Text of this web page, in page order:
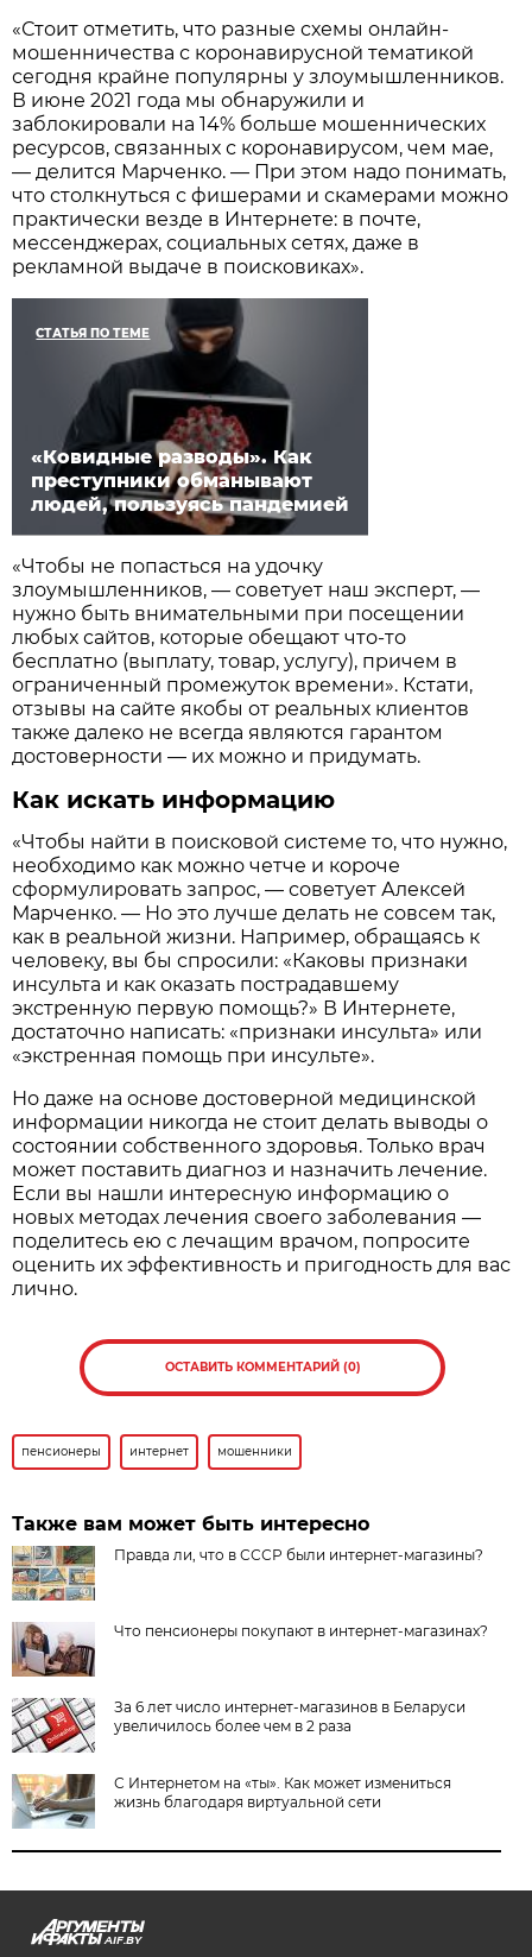
«Стоит отметить, что разные схемы онлайн-
мошенничества с коронавирусной тематикой
сегодня крайне популярны у злоумышленников.
В июне 2021 года мы обнаружили и
заблокировали на 14% больше мошеннических
ресурсов, связанных с коронавирусом, чем мае,
— делится Марченко. — При этом надо понимать,
что столкнуться с фишерами и скамерами можно
практически везде в Интернете: в почте,
мессенджерах, социальных сетях, даже в
рекламной выдаче в поисковиках».
СТАТЬЯ ПО ТЕМЕ
«Ковидные разводы». Как
преступники обманывают
людей, пользуясь пандемией
«Чтобы не попасться на удочку
злоумышленников, — советует наш эксперт, —
нужно быть внимательными при посещении
любых сайтов, которые обещают что-то
бесплатно (выплату, товар, услугу), причем в
ограниченный промежуток времени». Кстати,
отзывы на сайте якобы от реальных клиентов
также далеко не всегда являются гарантом
достоверности — их можно и придумать.
Как искать информацию
«Чтобы найти в поисковой системе то, что нужно,
необходимо как можно четче и короче
сформулировать запрос, — советует Алексей
Марченко. — Но это лучше делать не совсем так,
как в реальной жизни. Например, обращаясь к
человеку, вы бы спросили: «Каковы признаки
инсульта и как оказать пострадавшему
экстренную первую помощь?» В Интернете,
достаточно написать: «признаки инсульта» или
«экстренная помощь при инсульте».
Но даже на основе достоверной медицинской
информации никогда не стоит делать выводы о
состоянии собственного здоровья. Только врач
может поставить диагноз и назначить лечение.
Если вы нашли интересную информацию о
новых методах лечения своего заболевания —
поделитесь ею с лечащим врачом, попросите
оценить их эффективность и пригодность для вас
лично.
ОСТАВИТЬ КОММЕНТАРИЙ (0)
пенсионеры интернет мошенники
Также вам может быть интересно
Правда ли, что в СССР были интернет-магазины?
Что пенсионеры покупают в интернет-магазинах?
За 6 лет число интернет-магазинов в Беларуси
увеличилось более чем в 2 раза
С Интернетом на «ты». Как может измениться
жизнь благодаря виртуальной сети
AIF.BY